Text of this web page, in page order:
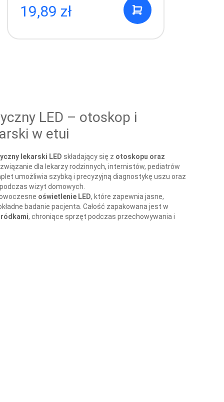
7,99 zł
LED – otoskop i
w etui
lekarski LED składający się z otoskopu oraz
dla lekarzy rodzinnych, internistów, pediatrów
umożliwia szybką i precyzyjną diagnostykę uszu oraz
wizyt domowych.
oświetlenie LED, które zapewnia jasne,
badanie pacjenta. Całość zapakowana jest w
, chroniące sprzęt podczas przechowywania i